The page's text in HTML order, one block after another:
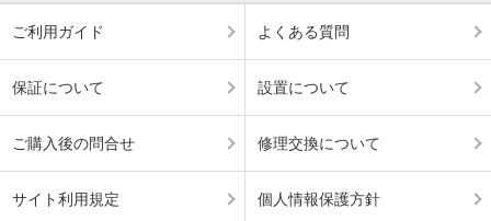
ご利用ガイド よくある質問
保証について 設置について
ご購入後の問合せ 修理交換について
サイト利用規定 個人情報保護方針